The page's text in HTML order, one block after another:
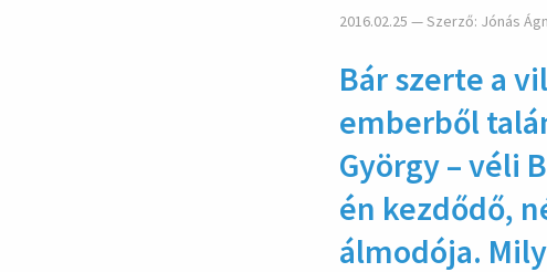
2016.02.25 — Szerző: Jónás
Bár szerte a
ember­ből
György – véli
én kez­dődő,
álmo­dója.